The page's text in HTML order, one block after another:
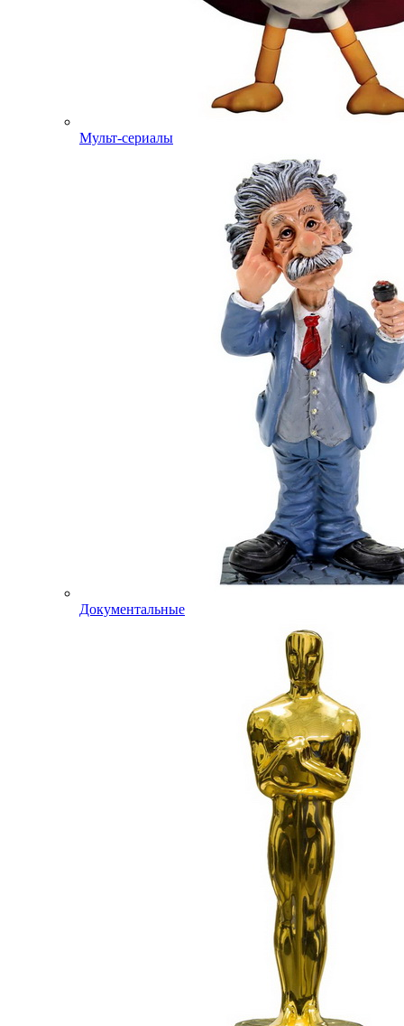
Мульт-сериалы
Документальные